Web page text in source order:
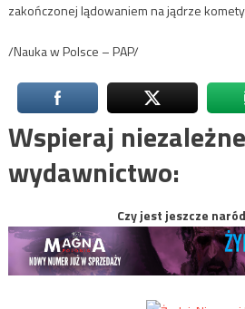
zakończonej lądowaniem na jądrze
/Nauka w Polsce – PAP/
Wspieraj niezależne
wydawnictwo:
Czy jest jeszcze